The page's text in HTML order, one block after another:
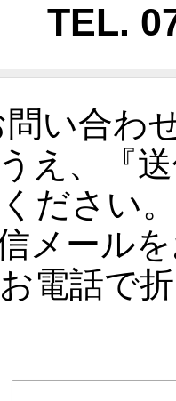
TEL.
い合わ
え、『
ださい。
メール
電話で